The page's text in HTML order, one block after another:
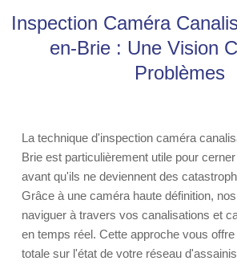
Inspection Caméra
en-Brie : Une Vision
Problèmes
La technique d'inspection caméra
Brie est particulièrement utile pour
avant qu'ils ne deviennent des
Grâce à une caméra haute définition,
naviguer à travers vos canalisations et
en temps réel. Cette approche vous
totale sur l'état de votre réseau